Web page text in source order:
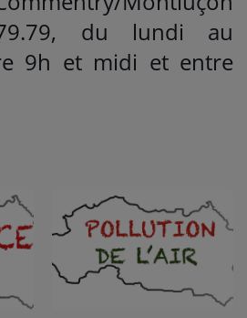
du lundi au
9h et midi et entre